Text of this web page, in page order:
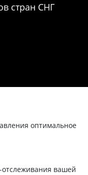
стран СНГ
оптимальное
вашей